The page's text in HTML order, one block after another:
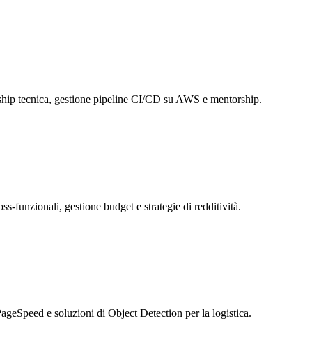
tecnica, gestione pipeline CI/CD su AWS e mentorship.
funzionali, gestione budget e strategie di redditività.
e soluzioni di Object Detection per la logistica.